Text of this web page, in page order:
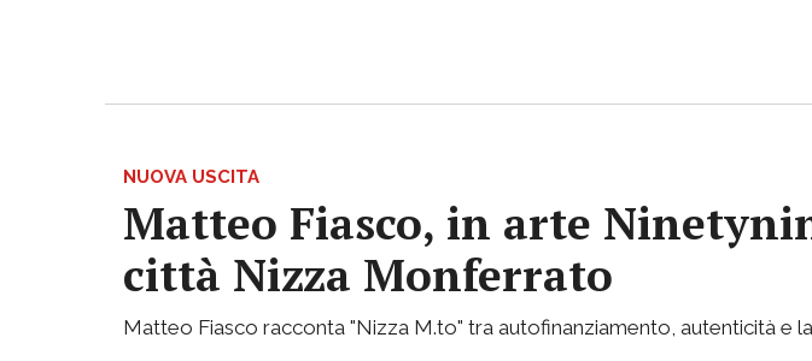
NUOVA USCITA
Matteo Fiasco, in arte
città Nizza Monferrato
Matteo Fiasco racconta "Nizza M.to" tra autofinanziamento, autenticità e